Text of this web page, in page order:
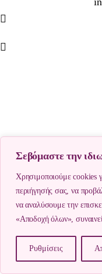
Σεβόμαστε την
Χρησιμοποιούμε cookies
περιήγησής σας, να
να αναλύσουμε την
«Αποδοχή όλων»,
Ρυθμίσεις